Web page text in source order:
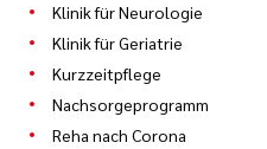
Klinik für Neurologie
Klinik für Geriatrie
Kurzzeitpflege
Nachsorgeprogramm
Reha nach Corona